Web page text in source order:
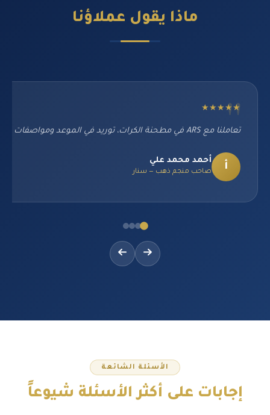
ماذا يقول عملاؤنا
★★★★★
تعاملنا مع ARS في مطحنة الكرات، توريد في الموعد ومواصفات مطابقة تماماً. تجربة ممتازة من البداية للنهاية.
أ
أحمد محمد علي
صاحب منجم ذهب — سنار
الأسئلة الشائعة
إجابات على أكثر الأسئلة شيوعاً